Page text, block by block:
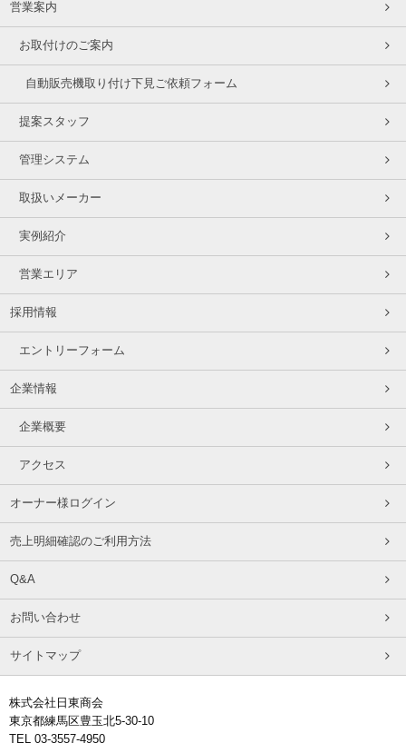
営業案内
お取付けのご案内
自動販売機取り付け下見ご依頼フォーム
提案スタッフ
管理システム
取扱いメーカー
実例紹介
営業エリア
採用情報
エントリーフォーム
企業情報
企業概要
アクセス
オーナー様ログイン
売上明細確認のご利用方法
Q&A
お問い合わせ
サイトマップ
株式会社日東商会
東京都練馬区豊玉北5-30-10
TEL 03-3557-4950